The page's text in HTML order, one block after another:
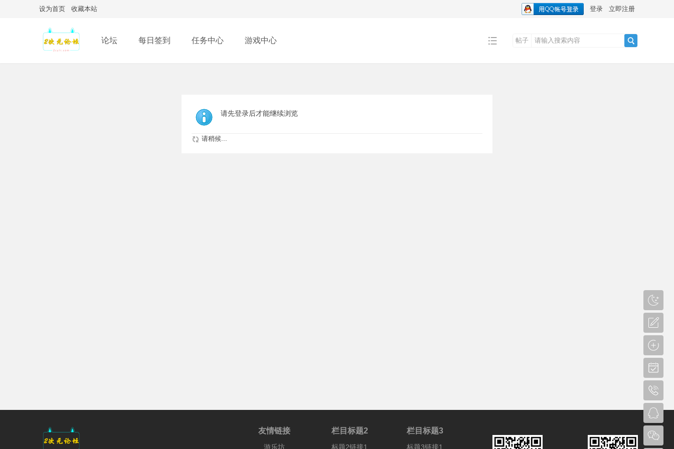
设为首页 收藏本站 登录 立即注册
论坛 每日签到 任务中心 游戏中心
帖子
请先登录后才能继续浏览
请稍候...
友情链接
游乐坊
栏目标题2
标题2链接1
栏目标题3
标题3链接1